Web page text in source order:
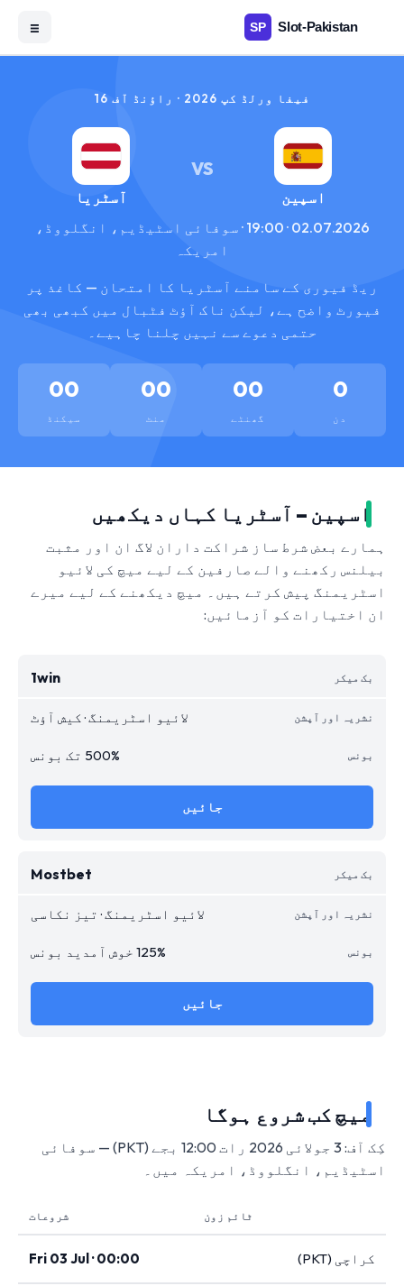
☰
فیفا ورلڈ کپ 2026 · راؤنڈ آف 16
اسپین
VS
آسٹریا
02.07.2026 · 19:00 · سوفائی اسٹیڈیم، انگلووڈ،
امریکہ
ریڈ فیوری کے سامنے آسٹریا کا امتحان — کاغذ پر
فیورٹ واضح ہے، لیکن ناک آؤٹ فٹبال میں کبھی بھی
حتمی دعوے سے نہیں چلنا چاہیے۔
0
دن
00
گھنٹے
00
منٹ
00
سیکنڈ
اسپین – آسٹریا کہاں دیکھیں
ہمارے بعض شرط ساز شراکت داران لاگ ان اور مثبت
بیلنس رکھنے والے صارفین کے لیے میچ کی لائیو
اسٹریمنگ پیش کرتے ہیں۔ میچ دیکھنے کے لیے میرے
ان اختیارات کو آزمائیں:
1win
لائیو اسٹریمنگ · کیش آؤٹ
500% تک بونس
جائیں
Mostbet
لائیو اسٹریمنگ · تیز نکاسی
125% خوش آمدید بونس
جائیں
میچ کب شروع ہوگا
کِک آف: 3 جولائی 2026 رات 12:00 بجے (PKT) — سوفائی
اسٹیڈیم، انگلووڈ، امریکہ میں۔
ٹائم زون شروعات
کراچی (PKT) Fri 03 Jul · 00:00